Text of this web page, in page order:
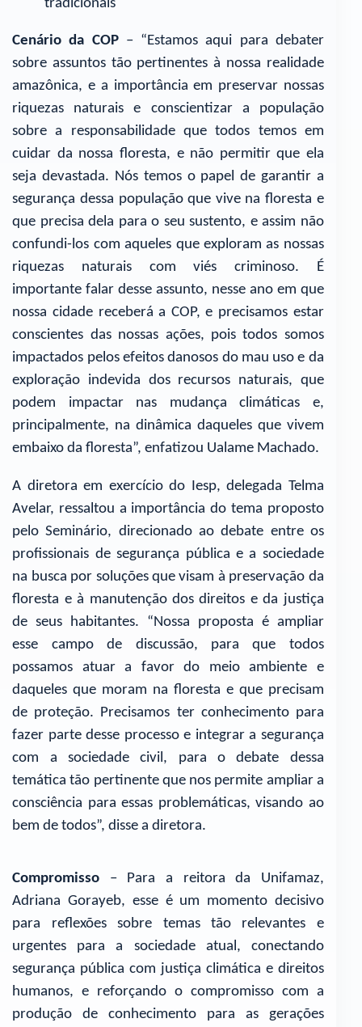
tradicionais
Cenário da COP– “Estamos aqui para debater
sobre assuntos tão pertinentes à nossa realidade
amazônica, e a importância em preservar nossas
riquezas naturais e conscientizar a população
sobre a responsabilidade que todos temos em
cuidar da nossa floresta, e não permitir que ela
seja devastada. Nós temos o papel de garantir a
segurança dessa população que vive na floresta e
que precisa dela para o seu sustento, e assim não
confundi-los com aqueles que exploram as nossas
riquezas naturais com viés criminoso. É
importante falar desse assunto, nesse ano em que
nossa cidade receberá a COP, e precisamos estar
conscientes das nossas ações, pois todos somos
impactados pelos efeitos danosos do mau uso e da
exploração indevida dos recursos naturais, que
podem impactar nas mudança climáticas e,
principalmente, na dinâmica daqueles que vivem
embaixo da floresta”, enfatizou Ualame Machado.
A diretora em exercício do Iesp, delegada Telma
Avelar, ressaltou a importância do tema proposto
pelo Seminário, direcionado ao debate entre os
profissionais de segurança pública e a sociedade
na busca por soluções que visam à preservação da
floresta e à manutenção dos direitos e da justiça
de seus habitantes. “Nossa proposta é ampliar
esse campo de discussão, para que todos
possamos atuar a favor do meio ambiente e
daqueles que moram na floresta e que precisam
de proteção. Precisamos ter conhecimento para
fazer parte desse processo e integrar a segurança
com a sociedade civil, para o debate dessa
temática tão pertinente que nos permite ampliar a
consciência para essas problemáticas, visando ao
bem de todos”, disse a diretora.
Compromisso – Para a reitora da Unifamaz,
Adriana Gorayeb, esse é um momento decisivo
para reflexões sobre temas tão relevantes e
urgentes para a sociedade atual, conectando
segurança pública com justiça climática e direitos
humanos, e reforçando o compromisso com a
produção de conhecimento para as gerações